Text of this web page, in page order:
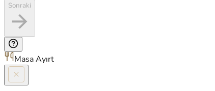
Sonraki
Masa Ayırt